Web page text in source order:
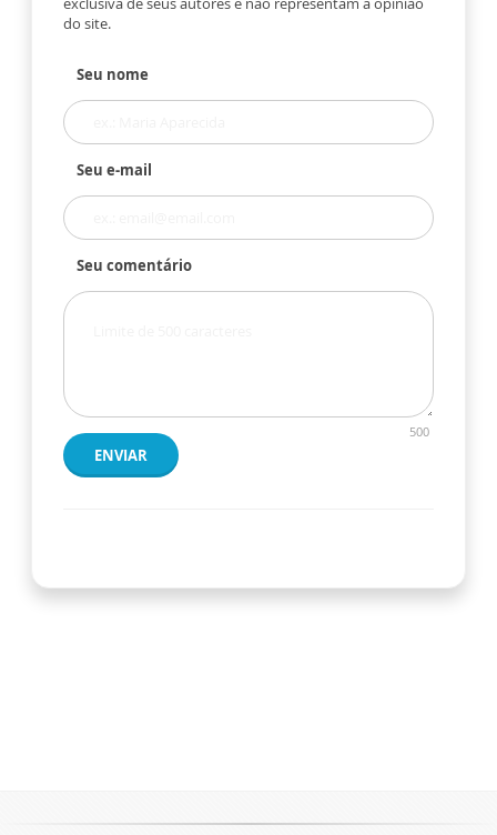
do site.
Seu nome
Seu e-mail
Seu comentário
500
ENVIAR